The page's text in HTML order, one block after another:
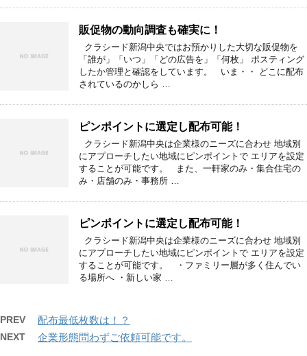
販促物の動向調査も確実に！
クラシード新潟中央ではお預かりした大切な販促物を
「誰が」「いつ」「どの広告を」「何枚」 ポスティング
したか管理と確認をしています。 いま・・ どこに配布
されているのかしら …
ピンポイントに選定し配布可能！
クラシード新潟中央は企業様のニーズに合わせ 地域別
にアプローチしたい地域にピンポイントで エリアを設定
することが可能です。 また、一軒家のみ・集合住宅の
み・店舗のみ・事務所 …
ピンポイントに選定し配布可能！
クラシード新潟中央は企業様のニーズに合わせ 地域別
にアプローチしたい地域にピンポイントで エリアを設定
することが可能です。 ・ファミリー層が多く住んでい
る場所へ ・新しい家 …
PREV 配布最低枚数は！？
NEXT 企業形態問わずご依頼可能です。